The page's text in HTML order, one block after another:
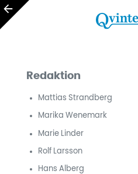
Redaktion
Mattias Strandberg
Marika Wenemark
Marie Linder
Rolf Larsson
Hans Alberg